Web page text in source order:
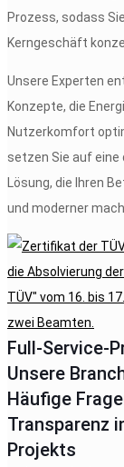
Prozess, sodass
Kerngeschäft
Unsere Experten
Konzepte, die
Nutzerkomfort
setzen Sie auf
Lösung, die Ihren
und moderner
Full-Service-
Unsere
Verwaltung &
Hallen &
Supermärkte
Not- &
Häufige
Transparenz
Projekts